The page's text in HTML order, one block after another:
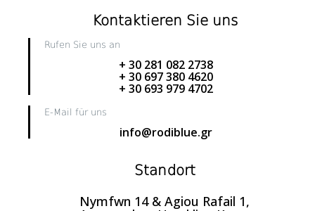
Kontaktieren Sie uns
Rufen Sie uns an
+ 30 281 082 2738
+ 30 697 380 4620
+ 30 693 979 4702
E-Mail für uns
info@rodiblue.gr
Standort
Nymfwn 14 & Agiou Rafail 1,